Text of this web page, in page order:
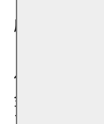
庇佑。
任一神诞吉
金，藉此祈